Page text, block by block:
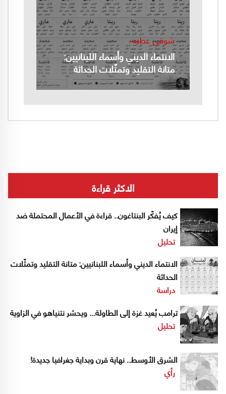
شوقي عطيه
الانتماء الديني وأسماء اللبنانيين:
متانة التقليد وتمثّلات الحداثة
الاكثر قراءة
كيف يُفكّر البنتاغون.. قراءة في الأعمال المحتملة ضد
إيران
تحليل
الانتماء الديني وأسماء اللبنانيين: متانة التقليد وتمثّلات
الحداثة
دراسة
ترامب يُعيد غزة إلى الطاولة... ويحشر نتنياهو في الزاوية
تحليل
الشرق الأوسط.. نهاية قرن وبداية جغرافيا جديدة!
رأي